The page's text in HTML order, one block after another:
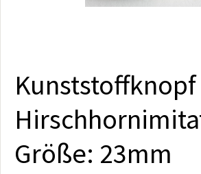
Kunststoffknopf
Größe: 23mm